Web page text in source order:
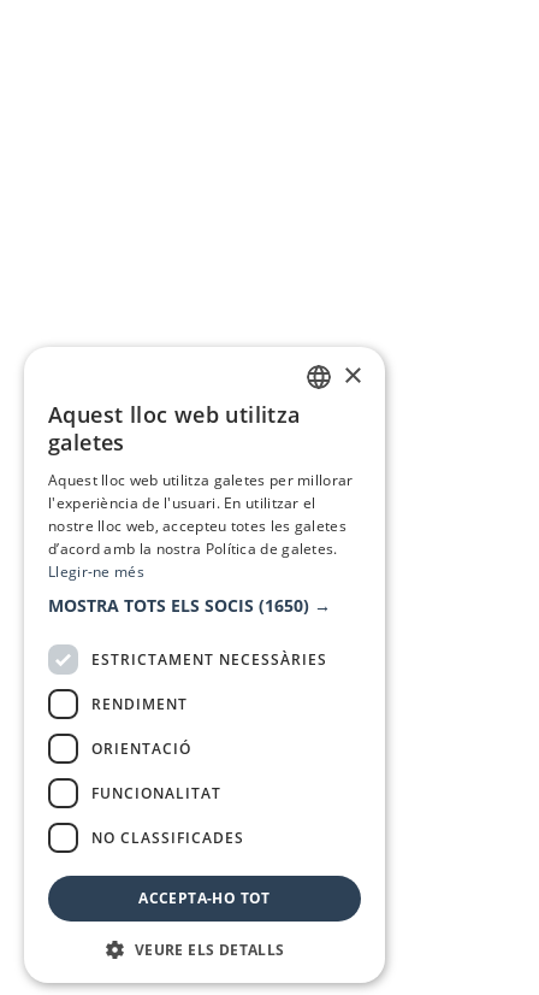
×
Aquest lloc web utilitza
galetes
Aquest lloc web utilitza galetes per millorar
l'experiència de l'usuari. En utilitzar el
nostre lloc web, accepteu totes les galetes
d’acord amb la nostra Política de galetes.
Llegir-ne més
MOSTRA TOTS ELS SOCIS (1650) →
ESTRICTAMENT NECESSÀRIES
RENDIMENT
ORIENTACIÓ
FUNCIONALITAT
NO CLASSIFICADES
ACCEPTA-HO TOT
VEURE ELS DETALLS